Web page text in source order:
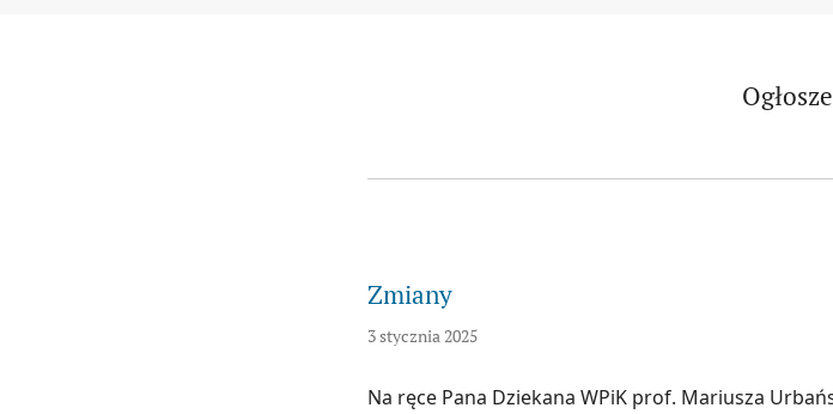
Zmiany
3 stycznia 2025
Na ręce Pana Dziekana WPiK prof. Mariusza